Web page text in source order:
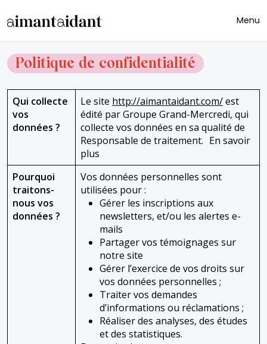
Menu
Politique de confidentialité
Qui collecte
vos
données ?
Le site http://aimantaidant.com/est
édité par Groupe Grand-Mercredi, qui
collecte vos données en sa qualité de
Responsable de traitement. En savoir
plus
Pourquoi
traitons-
nous vos
données ?
Vos données personnelles sont
utilisées pour :
Gérer les inscriptions aux
newsletters, et/ou les alertes e-
mails
Partager vos témoignages sur
notre site
Gérer l’exercice de vos droits sur
vos données personnelles ;
Traiter vos demandes
d’informations ou réclamations ;
Réaliser des analyses, des études
et des statistiques.